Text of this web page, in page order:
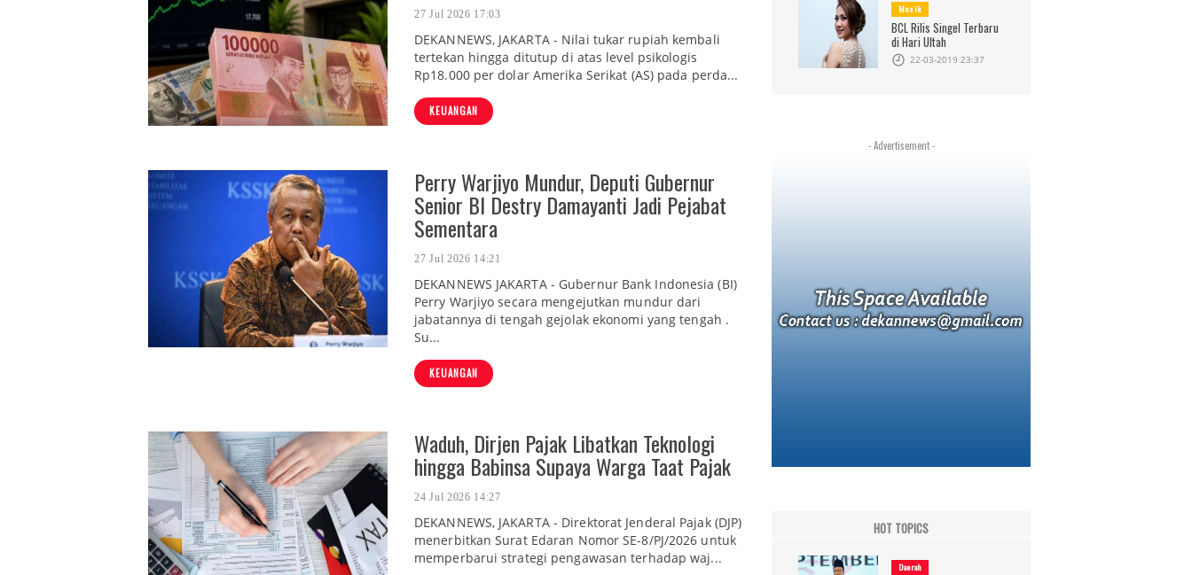
27 Jul 2026 17:03
DEKANNEWS, JAKARTA - Nilai tukar rupiah kembali
tertekan hingga ditutup di atas level psikologis
Rp18.000 per dolar Amerika Serikat (AS) pada perda...
KEUANGAN
Perry Warjiyo Mundur, Deputi Gubernur
Senior BI Destry Damayanti Jadi Pejabat
Sementara
27 Jul 2026 14:21
DEKANNEWS JAKARTA - Gubernur Bank Indonesia (BI)
Perry Warjiyo secara mengejutkan mundur dari
jabatannya di tengah gejolak ekonomi yang tengah .
Su...
KEUANGAN
Waduh, Dirjen Pajak Libatkan Teknologi
hingga Babinsa Supaya Warga Taat Pajak
24 Jul 2026 14:27
DEKANNEWS, JAKARTA - Direktorat Jenderal Pajak (DJP)
menerbitkan Surat Edaran Nomor SE-8/PJ/2026 untuk
memperbarui strategi pengawasan terhadap waj...
Musik
BCL Rilis Singel Terbaru
di Hari Ultah
22-03-2019 23:37
- Advertisement -
HOT TOPICS
Daerah